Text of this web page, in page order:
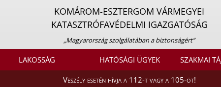
KOMÁROM-ESZTERGOM VÁRMEGYEI
KATASZTRÓFAVÉDELMI IGAZGATÓSÁG
„Magyarország szolgálatában a biztonságért”
LAKOSSÁG HATÓSÁGI ÜGYEK SZAKMAI
Veszély esetén hívja a 112-t vagy a 105-öt!